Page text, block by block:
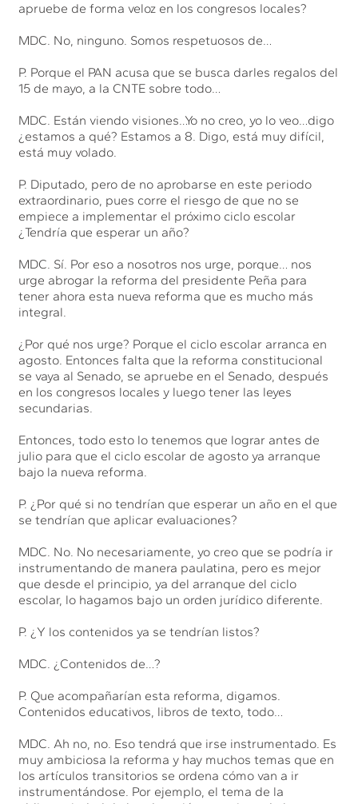
apruebe de forma veloz en los congresos locales?
MDC. No, ninguno. Somos respetuosos de…
P. Porque el PAN acusa que se busca darles regalos del
15 de mayo, a la CNTE sobre todo…
MDC. Están viendo visiones…Yo no creo, yo lo veo…digo
¿estamos a qué? Estamos a 8. Digo, está muy difícil,
está muy volado.
P. Diputado, pero de no aprobarse en este periodo
extraordinario, pues corre el riesgo de que no se
empiece a implementar el próximo ciclo escolar
¿Tendría que esperar un año?
MDC. Sí. Por eso a nosotros nos urge, porque… nos
urge abrogar la reforma del presidente Peña para
tener ahora esta nueva reforma que es mucho más
integral.
¿Por qué nos urge? Porque el ciclo escolar arranca en
agosto. Entonces falta que la reforma constitucional
se vaya al Senado, se apruebe en el Senado, después
en los congresos locales y luego tener las leyes
secundarias.
Entonces, todo esto lo tenemos que lograr antes de
julio para que el ciclo escolar de agosto ya arranque
bajo la nueva reforma.
P. ¿Por qué si no tendrían que esperar un año en el que
se tendrían que aplicar evaluaciones?
MDC. No. No necesariamente, yo creo que se podría ir
instrumentando de manera paulatina, pero es mejor
que desde el principio, ya del arranque del ciclo
escolar, lo hagamos bajo un orden jurídico diferente.
P. ¿Y los contenidos ya se tendrían listos?
MDC. ¿Contenidos de…?
P. Que acompañarían esta reforma, digamos.
Contenidos educativos, libros de texto, todo…
MDC. Ah no, no. Eso tendrá que irse instrumentado. Es
muy ambiciosa la reforma y hay muchos temas que en
los artículos transitorios se ordena cómo van a ir
instrumentándose. Por ejemplo, el tema de la